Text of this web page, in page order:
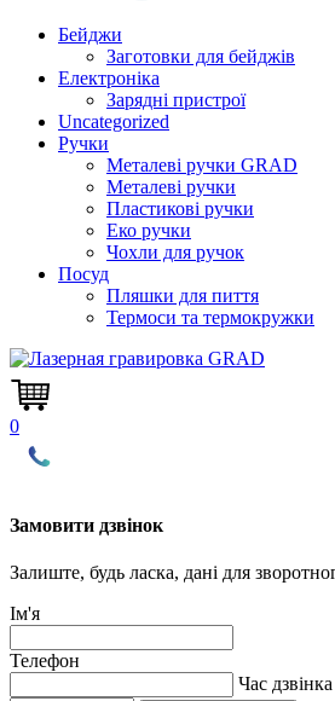
Бейджи
Заготовки для бейджів
Електроніка
Зарядні пристрої
Uncategorized
Ручки
Металеві ручки GRAD
Металеві ручки
Пластикові ручки
Еко ручки
Чохли для ручок
Посуд
Пляшки для пиття
Термоси та термокружки
0
Замовити дзвінок
Залиште, будь ласка, дані для
Ім'я
Телефон
Час дзвінка